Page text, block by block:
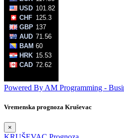
Powered By AM Programming -
Vremenska prognoza Kruševac
×